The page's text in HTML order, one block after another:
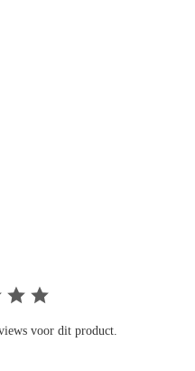
voor dit product.